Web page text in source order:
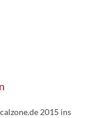
2015 ins